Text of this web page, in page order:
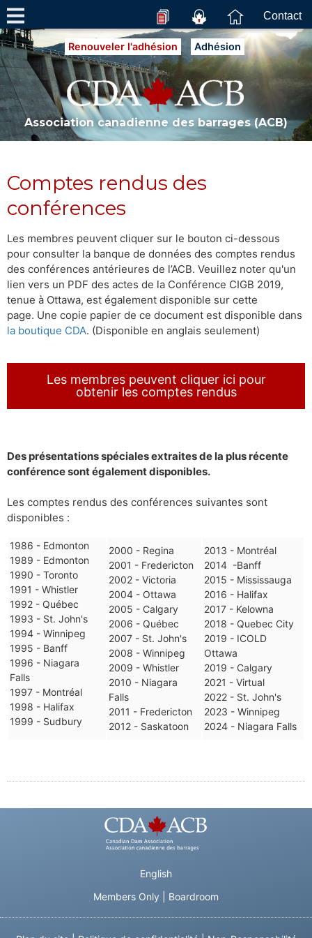
Contact
Renouveler l'adhésion Adhésion
Association canadienne des barrages (ACB)
Comptes rendus des
conférences
Les membres peuvent cliquer sur le bouton ci-dessous
pour consulter la banque de données des comptes rendus
des conférences antérieures de l’ACB. Veuillez noter qu'un
lien vers un PDF des actes de la Conférence CIGB 2019,
tenue à Ottawa, est également disponible sur cette
page. Une copie papier de ce document est disponible dans
la boutique CDA. (Disponible en anglais seulement)
Les membres peuvent cliquer ici pour
obtenir les comptes rendus
Des présentations spéciales extraites de la plus récente
conférence sont également disponibles.
Les comptes rendus des conférences suivantes sont
disponibles :
1986 - Edmonton
1989 - Edmonton
1990 - Toronto
1991 - Whistler
1992 - Québec
1993 - St. John's
1994 - Winnipeg
1995 - Banff
1996 - Niagara
Falls
1997 - Montréal
1998 - Halifax
1999 - Sudbury
2000 - Regina
2001 - Fredericton
2002 - Victoria
2004 - Ottawa
2005 - Calgary
2006 - Québec
2007 - St. John's
2008 - Winnipeg
2009 - Whistler
2010 - Niagara
Falls
2011 - Fredericton
2012 - Saskatoon
2013 - Montréal
2014 -Banff
2015 - Mississauga
2016 - Halifax
2017 - Kelowna
2018 - Quebec City
2019 - ICOLD
Ottawa
2019 - Calgary
2021 - Virtual
2022 - St. John's
2023 - Winnipeg
2024 - Niagara Falls
English
Members Only
Boardroom